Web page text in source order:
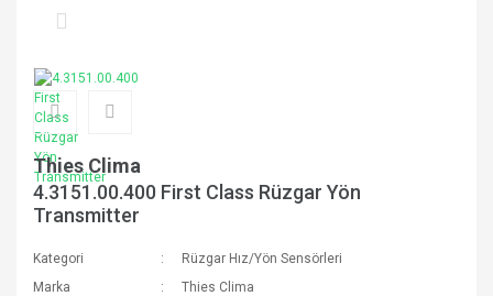
Thies Clima
4.3151.00.400 First Class Rüzgar Yön
Transmitter
Kategori
Rüzgar Hız/Yön Sensörleri
Marka
Thies Clima